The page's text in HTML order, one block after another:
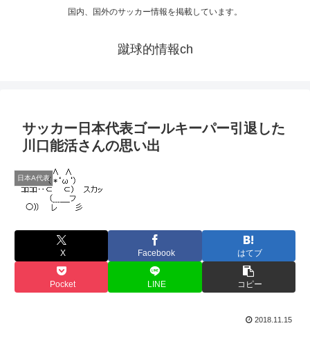
国内、国外のサッカー情報を掲載しています。
蹴球的情報ch
サッカー日本代表ゴールキーパー引退した
川口能活さんの思い出
日本A代表
X Facebook はてブ
Pocket LINE コピー
2018.11.15